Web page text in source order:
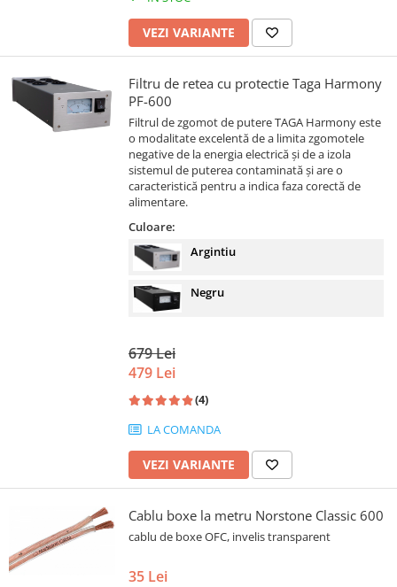
VEZI VARIANTE
Filtru de retea cu protectie Taga Harmony
PF-600
Filtrul de zgomot de putere TAGA Harmony este
o modalitate excelentă de a limita zgomotele
negative de la energia electrică și de a izola
sistemul de puterea contaminată și are o
caracteristică pentru a indica faza corectă de
alimentare.
Culoare:
Argintiu
Negru
679 Lei
479 Lei
(4)
LA COMANDA
VEZI VARIANTE
Cablu boxe la metru Norstone Classic 600
cablu de boxe OFC, invelis transparent
35 Lei